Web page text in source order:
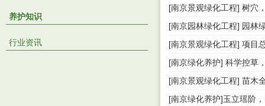
养护知识
行业资讯
[南京景观绿化工程] 树穴
[南京园林绿化工程] 园林
[南京景观绿化工程] 项目
[南京绿化养护] 科学控草
[南京景观绿化工程] 苗木
[南京绿化养护]玉立瑶阶